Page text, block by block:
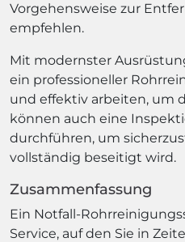
Vorgehensweise zur
empfehlen.
Mit modernster
ein professioneller
und effektiv arbeiten, um
können auch eine
durchführen, um
vollständig beseitigt wird.
Zusammenfassung
Ein Notfall-
Service, auf den Sie in